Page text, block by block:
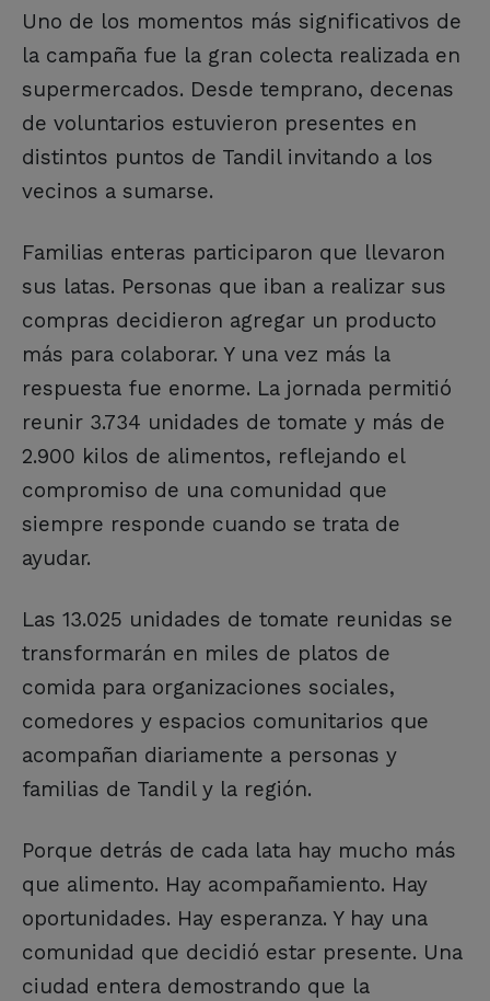
Uno de los momentos más significativos de
la campaña fue la gran colecta realizada en
supermercados. Desde temprano, decenas
de voluntarios estuvieron presentes en
distintos puntos de Tandil invitando a los
vecinos a sumarse.
Familias enteras participaron que llevaron
sus latas. Personas que iban a realizar sus
compras decidieron agregar un producto
más para colaborar. Y una vez más la
respuesta fue enorme. La jornada permitió
reunir 3.734 unidades de tomate y más de
2.900 kilos de alimentos, reflejando el
compromiso de una comunidad que
siempre responde cuando se trata de
ayudar.
Las 13.025 unidades de tomate reunidas se
transformarán en miles de platos de
comida para organizaciones sociales,
comedores y espacios comunitarios que
acompañan diariamente a personas y
familias de Tandil y la región.
Porque detrás de cada lata hay mucho más
que alimento. Hay acompañamiento. Hay
oportunidades. Hay esperanza. Y hay una
comunidad que decidió estar presente. Una
ciudad entera demostrando que la